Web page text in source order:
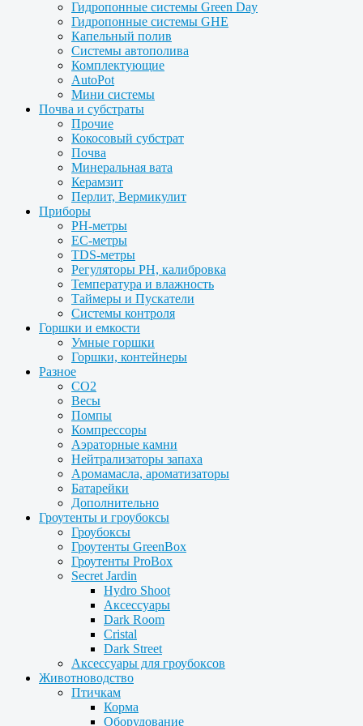
Гидропонные системы Green Day
Гидропонные системы GHE
Капельный полив
Системы автополива
Комплектующие
AutoPot
Мини системы
Почва и субстраты
Прочие
Кокосовый субстрат
Почва
Минеральная вата
Керамзит
Перлит, Вермикулит
Приборы
PH-метры
EC-метры
TDS-метры
Регуляторы PH, калибровка
Температура и влажность
Таймеры и Пускатели
Системы контроля
Горшки и емкости
Умные горшки
Горшки, контейнеры
Разное
CO2
Весы
Помпы
Компрессоры
Аэраторные камни
Нейтрализаторы запаха
Аромамасла, ароматизаторы
Батарейки
Дополнительно
Гроутенты и гроубоксы
Гроубоксы
Гроутенты GreenBox
Гроутенты ProBox
Secret Jardin
Hydro Shoot
Аксессуары
Dark Room
Cristal
Dark Street
Аксессуары для гроубоксов
Животноводство
Птичкам
Корма
Оборудование